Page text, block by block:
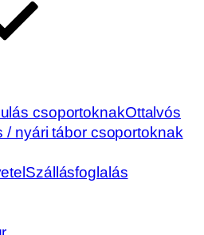
csoportoknakOttalvós
/ nyári tábor csoportoknak
Szállásfoglalás